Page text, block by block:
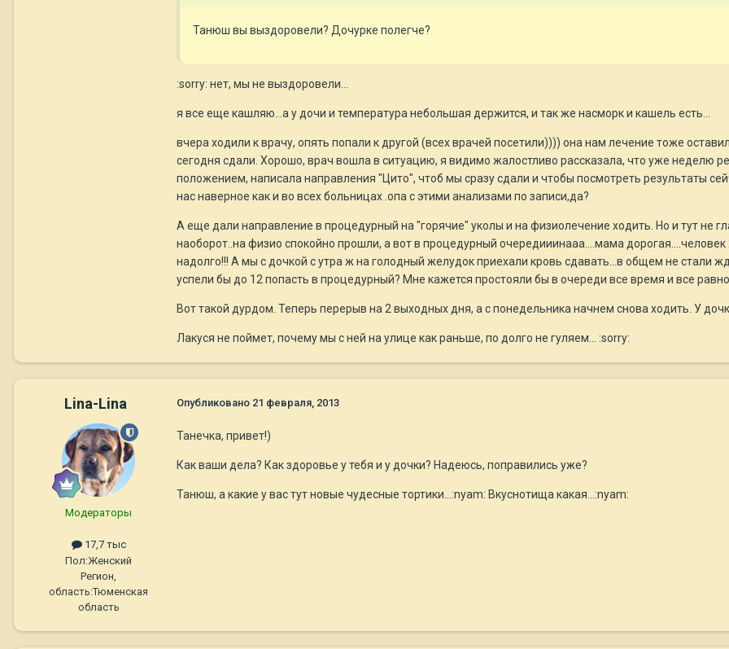
Танюш вы выздоровели? Дочурке полегче?
:sorry: нет, мы не выздоровели...
я все еще кашляю...а у дочи и температура небольшая держится, и так же насморк и кашель есть...
вчера ходили к врачу, опять попали к другой (всех врачей посетили)))) она нам лечение тоже
сегодня сдали. Хорошо, врач вошла в ситуацию, я видимо жалостливо рассказала, что уже неделю
положением, написала направления "Цито", чтоб мы сразу сдали и чтобы посмотреть результаты
нас наверное как и во всех больницах .опа с этими анализами по записи,да?
А еще дали направление в процедурный на "горячие" уколы и на физиолечение ходить. Но и тут не
наоборот..на физио спокойно прошли, а вот в процедурный очередииинааа....мама
надолго!!! А мы с дочкой с утра ж на голодный желудок приехали кровь сдавать...в общем не стали
успели бы до 12 попасть в процедурный? Мне кажется простояли бы в очереди все время и все
Вот такой дурдом. Теперь перерыв на 2 выходных дня, а с понедельника начнем снова ходить. У
Лакуся не поймет, почему мы с ней на улице как раньше, по долго не гуляем... :sorry:
Lina-Lina
Модераторы
17,7 тыс
Пол:Женский
Регион,
область:Тюменская
область
Опубликовано 21 февраля, 2013
Танечка, привет!)
Как ваши дела? Как здоровье у тебя и у дочки? Надеюсь, поправились уже?
Танюш, а какие у вас тут новые чудесные тортики...:nyam: Вкуснотища какая...:nyam: